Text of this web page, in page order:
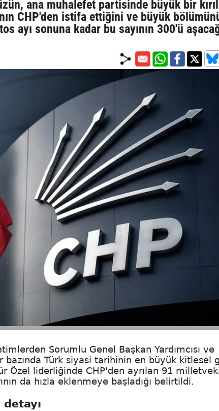
ana muhalefet partisinde büyük bir
CHP'den istifa ettiğini ve büyük
ayı sonuna kadar bu sayının 300'ü
Sorumlu Genel Başkan Yardımcısı ve
Türk siyasi tarihinin en büyük kitlesel
Özel liderliğinde CHP'den ayrılan 91
da hızla eklenmeye başladığı belirtildi.